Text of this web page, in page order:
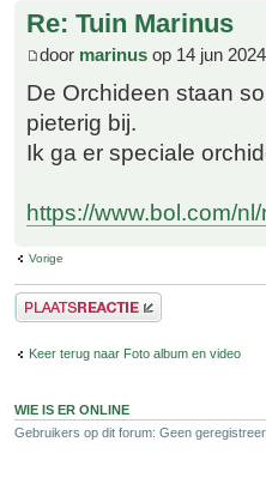
Re: Tuin Marinus
door marinus op 14 jun
De Orchideen staan
pieterig bij.
Ik ga er speciale
https://www.bol.com/
Vorige
Plaats een reactie
Keer terug naar Foto album en video
WIE IS ER ONLINE
Gebruikers op dit forum: Geen